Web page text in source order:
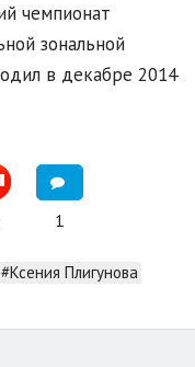
чемпионат
зональной
в декабре 2014
1
#Ксения Плигунова